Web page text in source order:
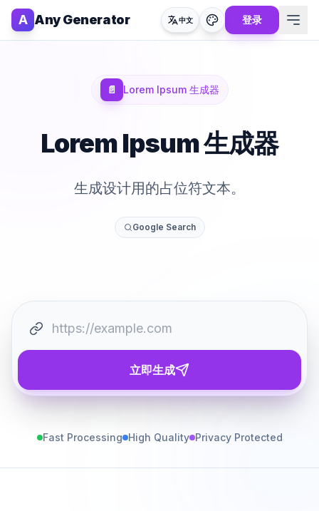
A Any Generator 中文 登录
📄 Lorem Ipsum 生成器
Lorem Ipsum 生成器
生成设计用的占位符文本。
Google Search
立即生成
Fast Processing High Quality Privacy Protected